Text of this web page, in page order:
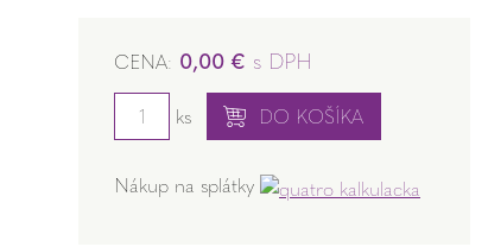
CENA: 0,00 € s DPH
ks DO KOŠÍKA
Nákup na splátky